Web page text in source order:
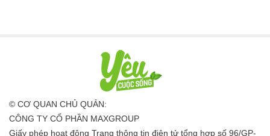
© CƠ QUAN CHỦ QUẢN:
CÔNG TY CỔ PHẦN MAXGROUP
Giấy phép hoạt động Trang thông tin điện tử tổng hợp số 96/GP-